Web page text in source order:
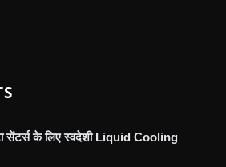
सेंटर्स के लिए स्वदेशी Liquid Cooling